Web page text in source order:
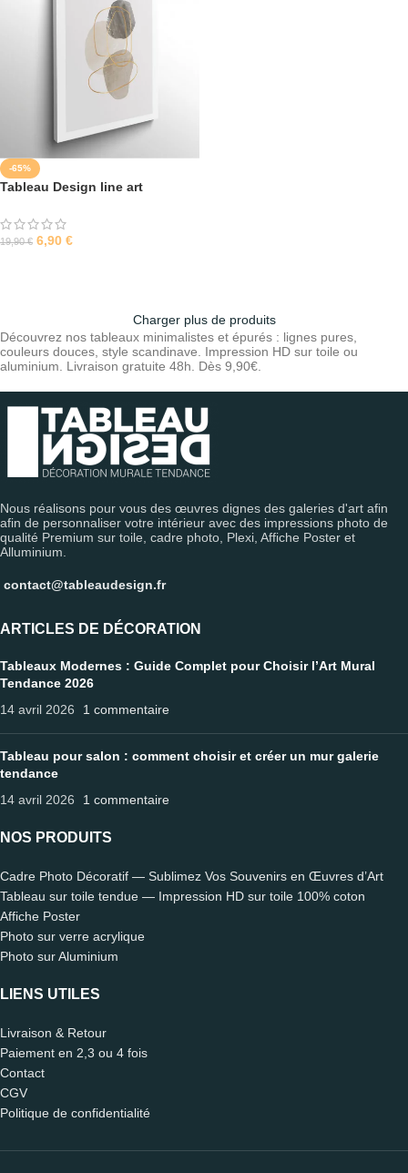
-65%
Tableau Design line art
19,90€ 6,90 €
Charger plus de produits
Découvrez nos tableaux minimalistes et épurés : lignes pures,
couleurs douces, style scandinave. Impression HD sur toile ou
aluminium. Livraison gratuite 48h. Dès 9,90€.
Nous réalisons pour vous des œuvres dignes des galeries d'art afin
afin de personnaliser votre intérieur avec des impressions photo de
qualité Premium sur toile, cadre photo, Plexi, Affiche Poster et
Alluminium.
contact@tableaudesign.fr
ARTICLES DE DÉCORATION
Tableaux Modernes : Guide Complet pour Choisir l’Art Mural
Tendance 2026
14 avril 2026
1 commentaire
Tableau pour salon : comment choisir et créer un mur galerie
tendance
14 avril 2026
1 commentaire
NOS PRODUITS
Cadre Photo Décoratif — Sublimez Vos Souvenirs en Œuvres d’Art
Tableau sur toile tendue — Impression HD sur toile 100% coton
Affiche Poster
Photo sur verre acrylique
Photo sur Aluminium
LIENS UTILES
Livraison & Retour
Paiement en 2,3 ou 4 fois
Contact
CGV
Politique de confidentialité